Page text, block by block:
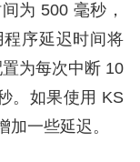
为 500 毫秒，
序延迟时间将
为每次中断 10
。如果使用 KS
一些延迟。